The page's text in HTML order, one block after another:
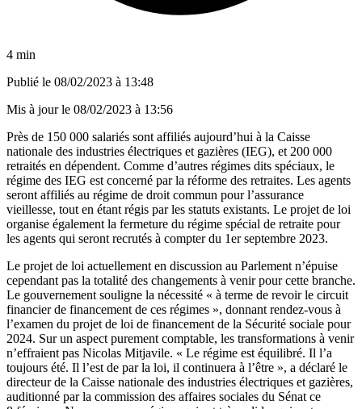
4 min
Publié le 08/02/2023 à 13:48
Mis à jour le 08/02/2023 à 13:56
Près de 150 000 salariés sont affiliés aujourd’hui à la Caisse
nationale des industries électriques et gazières (IEG), et 200 000
retraités en dépendent. Comme d’autres régimes dits spéciaux, le
régime des IEG est concerné par la réforme des retraites. Les agents
seront affiliés au régime de droit commun pour l’assurance
vieillesse, tout en étant régis par les statuts existants. Le projet de loi
organise également la fermeture du régime spécial de retraite pour
les agents qui seront recrutés à compter du 1er septembre 2023.
Le projet de loi actuellement en discussion au Parlement n’épuise
cependant pas la totalité des changements à venir pour cette branche.
Le gouvernement souligne la nécessité « à terme de revoir le circuit
financier de financement de ces régimes », donnant rendez-vous à
l’examen du projet de loi de financement de la Sécurité sociale pour
2024. Sur un aspect purement comptable, les transformations à venir
n’effraient pas Nicolas Mitjavile. « Le régime est équilibré. Il l’a
toujours été. Il l’est de par la loi, il continuera à l’être », a déclaré le
directeur de la Caisse nationale des industries électriques et gazières,
auditionné par la commission des affaires sociales du Sénat ce